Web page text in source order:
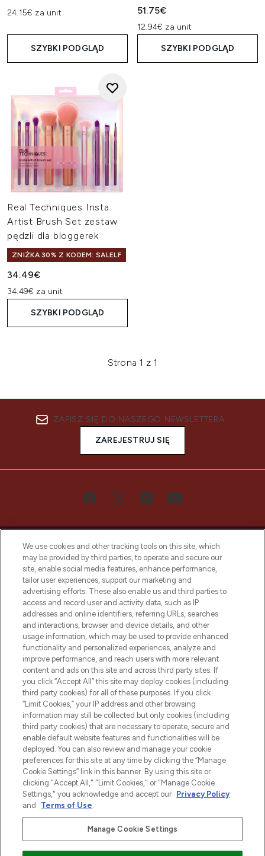
24.15€ za unit
SZYBKI PODGLĄD
51.75€
12.94€ za unit
SZYBKI PODGLĄD
Real Techniques Insta
Artist Brush Set zestaw
pędzli dla bloggerek
ZNIŻKA 30% Z KODEM: SALELF
34.49€
34.49€ za unit
SZYBKI PODGLĄD
Strona 1 z 1
ZAPISZ SIĘ DO NASZEGO NEWSLETTERA
ZAREJESTRUJ SIĘ
Bądź pierwszą osobą, która dowie się o
najnowszych produktach, od niszowych i
uznanych marek, sezonowych trendach i
otrzyma ekskluzywne artykuły redakcyjne
z Sunday Supplement.
Zgoda na pliki cookie
Do Not Sell or Share My Personal
Information
POMOC & INFORMACJE
WAŻNE INFORMACJE
O LOOKFANTASTIC
Płać bezpiecznie za pomocą
We use cookies and other tracking tools on this site, which
may be provided by third parties, to operate and secure our
site, enable social media features, enhance performance,
tailor user experiences, support our marketing and
advertising efforts. These also enable us and third parties to
access and record user and activity data, such as IP
addresses and online identifiers, referring URLs, searches
and interactions, browser and device details, and other
usage information, which may be used to provide enhanced
functionality and personalized experiences, analyze and
improve performance, and reach users with more relevant
content and ads on this site and across third party sites. If
you click “Accept All” this site may deploy cookies (including
third party cookies) for all of these purposes. If you click
“Limit Cookies,” your IP address and other browsing
information may still be collected but only cookies (including
third party cookies) that are necessary to operate, secure and
enable default website features and functionalities will be
deployed. You can also review and manage your cookie
preferences for this site at any time by clicking the “Manage
Cookie Settings” link in this banner. By using this site or
clicking "Accept All," "Limit Cookies," or "Manage Cookie
Settings," you acknowledge and accept our Privacy Policy
and
Terms of Use.
Manage Cookie Settings